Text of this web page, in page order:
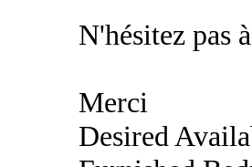
N'hésitez pas
Merci
Desired